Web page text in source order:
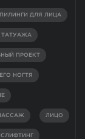
ДЛЯ ЛИЦА
ТАТУАЖА
ПРОЕКТ
НОГТЯ
ЛИЦО